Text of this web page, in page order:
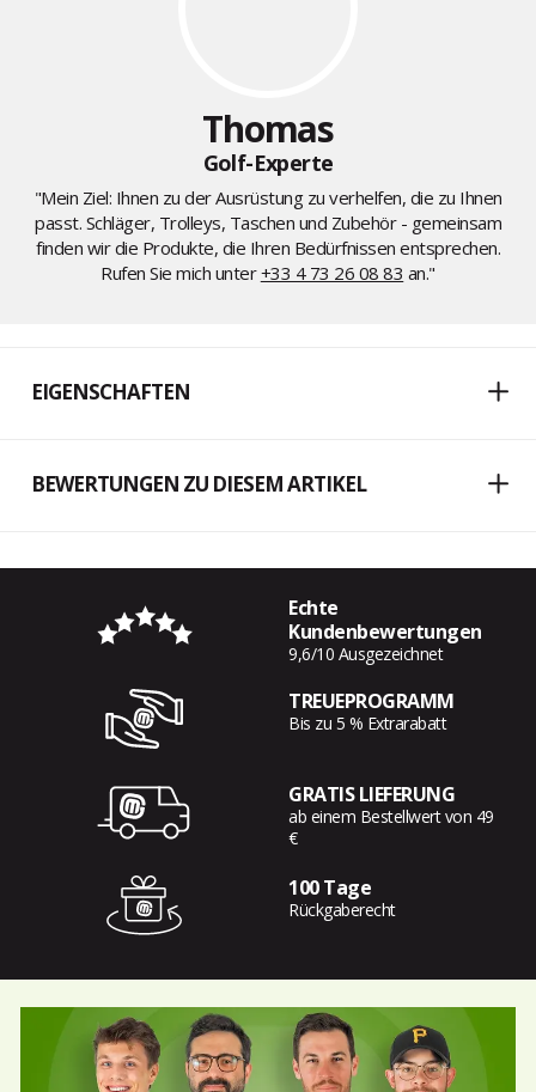
Thomas
Golf-Experte
"Mein Ziel: Ihnen zu der Ausrüstung zu verhelfen, die zu Ihnen
passt. Schläger, Trolleys, Taschen und Zubehör - gemeinsam
finden wir die Produkte, die Ihren Bedürfnissen entsprechen.
Rufen Sie mich unter+33 4 73 26 08 83 an."
EIGENSCHAFTEN
BEWERTUNGEN ZU DIESEM ARTIKEL
Echte
Kundenbewertungen
9,6/10 Ausgezeichnet
TREUEPROGRAMM
Bis zu 5 % Extrarabatt
GRATIS LIEFERUNG
ab einem Bestellwert von 49
€
100 Tage
Rückgaberecht